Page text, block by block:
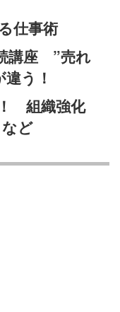
仕事術
講座 ”売れ
う！
組織強化
ど